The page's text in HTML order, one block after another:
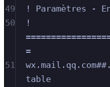
49
! Paramètres -
50
!
=
51
table